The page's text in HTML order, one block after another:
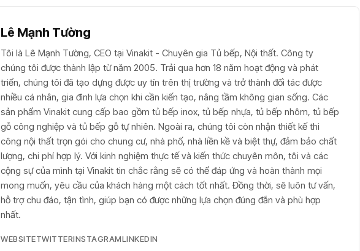
Lê Mạnh Tường
Tôi là Lê Mạnh Tường, CEO tại Vinakit - Chuyên gia Tủ bếp, Nội thất. Công ty
chúng tôi được thành lập từ năm 2005. Trải qua hơn 18 năm hoạt động và phát
triển, chúng tôi đã tạo dựng được uy tín trên thị trường và trở thành đối tác được
nhiều cá nhân, gia đình lựa chọn khi cần kiến tạo, nâng tầm không gian sống. Các
sản phẩm Vinakit cung cấp bao gồm tủ bếp inox, tủ bếp nhựa, tủ bếp nhôm, tủ bếp
gỗ công nghiệp và tủ bếp gỗ tự nhiên. Ngoài ra, chúng tôi còn nhận thiết kế thi
công nội thất trọn gói cho chung cư, nhà phố, nhà liền kề và biệt thự, đảm bảo chất
lượng, chi phí hợp lý. Với kinh nghiệm thực tế và kiến thức chuyên môn, tôi và các
cộng sự của mình tại Vinakit tin chắc rằng sẽ có thể đáp ứng và hoàn thành mọi
mong muốn, yêu cầu của khách hàng một cách tốt nhất. Đồng thời, sẽ luôn tư vấn,
hỗ trợ chu đáo, tận tình, giúp bạn có được những lựa chọn đúng đắn và phù hợp
nhất.
WEBSITETWITTERINSTAGRAMLINKEDIN